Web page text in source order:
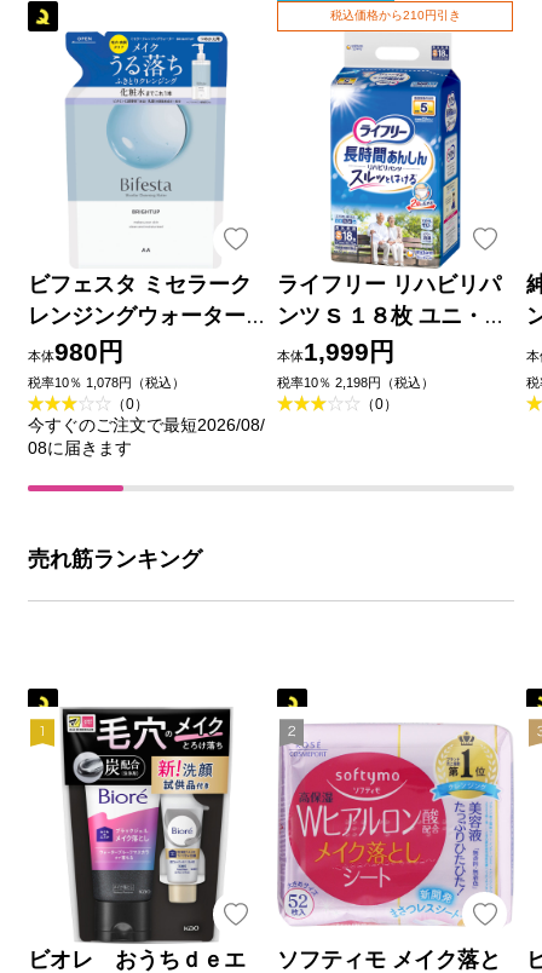
ビフェスタ ミセラーク
レンジングウォーター
ブライトアップ つめか
え用 ３６０ｍｌ マンダ
ム
本体980円
税率10％ 1,078円（税込）
（0）
今すぐのご注文で最短2026/08/
08に届きます
税込価格から210円引き
ライフリー リハビリパ
ンツ S １８枚 ユニ・チ
ャーム
本体1,999円
税率10％ 2,198円（税込）
（0）
本
税
売れ筋ランキング
ビオレ おうちｄｅエ
ソフティモ メイク落と